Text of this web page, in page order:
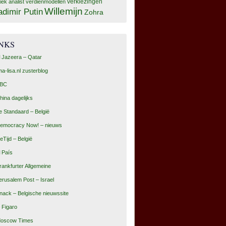
analist verdienmodellen verkiezingen
PutinWillemijn Zohra
Jazeera – Qatar
lisa.nl zusterblog
dagelijks
Standaard – België
Now! – nieuws
– België
País
Allgemeine
Post – Israel
– Belgische nieuwssite
Figaro
Times